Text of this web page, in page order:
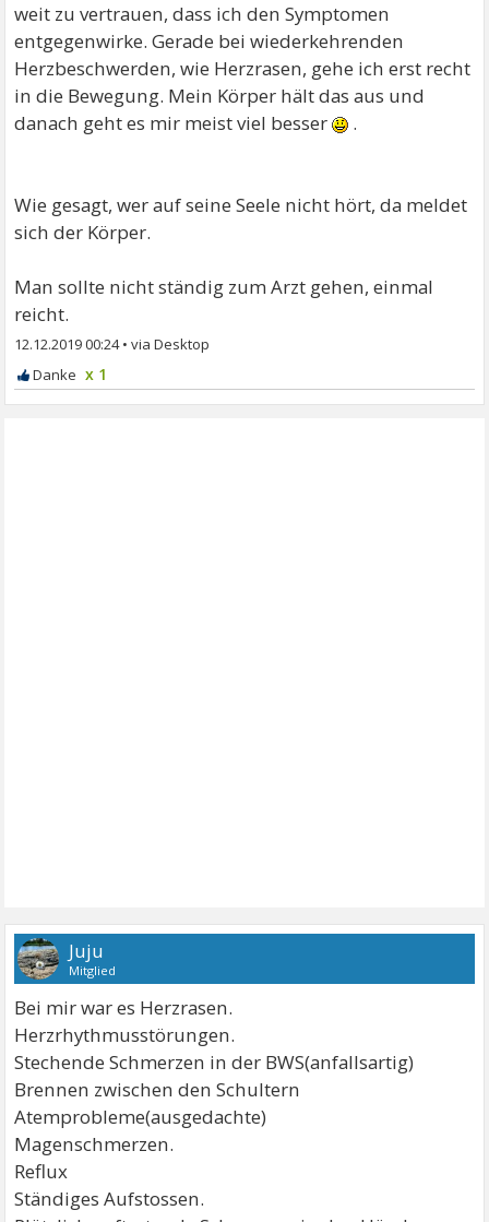
weit zu vertrauen, dass ich den Symptomen
entgegenwirke. Gerade bei wiederkehrenden
Herzbeschwerden, wie Herzrasen, gehe ich erst recht
in die Bewegung. Mein Körper hält das aus und
danach geht es mir meist viel besser
.
Wie gesagt, wer auf seine Seele nicht hört, da meldet
sich der Körper.
Man sollte nicht ständig zum Arzt gehen, einmal
reicht.
12.12.2019 00:24•
x 1
Juju
Mitglied
Bei mir war es Herzrasen.
Herzrhythmusstörungen.
Stechende Schmerzen in der BWS(anfallsartig)
Brennen zwischen den Schultern
Atemprobleme(ausgedachte)
Magenschmerzen.
Reflux
Ständiges Aufstossen.